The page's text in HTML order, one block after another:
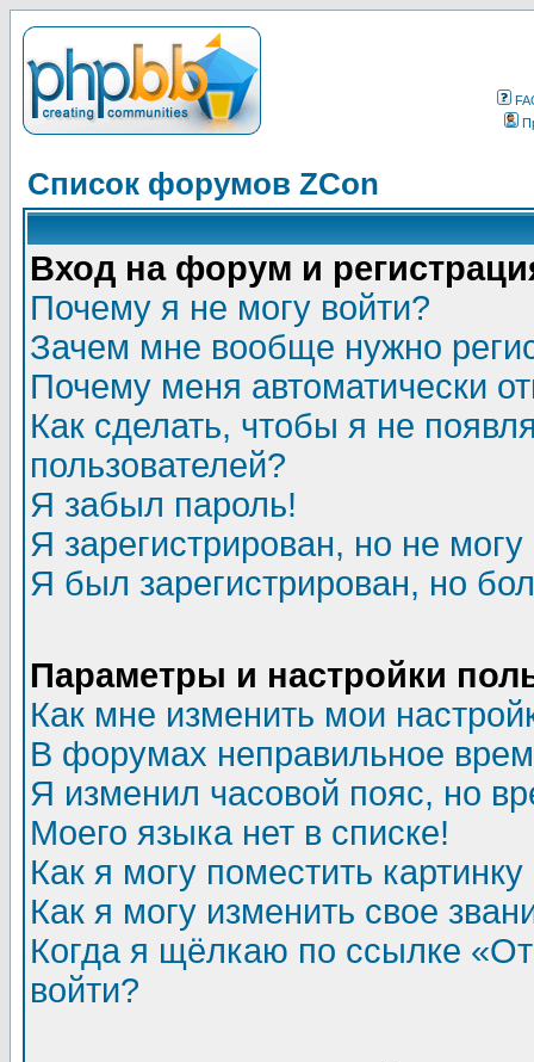
Список форумов ZCon
Вход на форум и
Почему я не могу войти?
Зачем мне вообще нужно
Почему меня автоматически
Как сделать, чтобы я не
пользователей?
Я забыл пароль!
Я зарегистрирован, но не могу
Я был зарегистрирован, но
Параметры и настройки
Как мне изменить мои
В форумах неправильное
Я изменил часовой пояс, но
Моего языка нет в списке!
Как я могу поместить
Как я могу изменить свое
Когда я щёлкаю по ссылке
войти?